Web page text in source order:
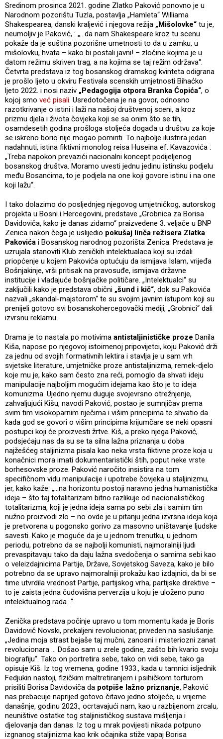
Sredinom prosinca 2021. godine Zlatko Paković ponovno je u
Narodnom pozorištu Tuzla, postavlja „Hamleta“ Williama
Shakespearea, danski kraljević i njegova režija „Mišolovke“ tu je,
neumoljiv je Paković, : „…da nam Shakespeare kroz tu scenu
pokaže da je suština pozorišne umetnosti to da u zamku, u
mišolovku, hvata – kako bi postali javni! – zločine kojima je u
datom režimu skriven trag, a na kojima se taj režim održava“.
Četvrta predstava iz tog bosanskog dramskog kvinteta odigrana
je prošlo ljeto u okviru Festivala scenskih umjetnosti Bihaćko
ljeto 2022. i nosi naziv „Pedagogija otpora Branka Ćopića“, o
kojoj smo već pisali. Usredotočena je na govor, odnosno
razotkrivanje o istini i laži na našoj društvenoj sceni, a kroz
prizmu djela i života čovjeka koji se sa onim što se tih,
osamdesetih godina prošloga stoljeća događa u društvu za koje
se iskreno borio nije mogao pomiriti. To najbolje ilustrira jedan
nadahnuti, istina fiktivni monolog reisa Huseina ef. Kavazovića :
„Treba napokon prevazići nacionalni koncept podijeljenog
bosanskog društva. Moramo uvesti jednu jedinu istinsku podjelu
među Bosancima, to je podjela na one koji govore istinu i na one
koji lažu“.
I tako dolazimo do posljednjeg njegovog umjetničkog, autorskog
projekta u Bosni i Hercegovini, predstave „Grobnica za Borisa
Davidoviča, kako je danas zidamo“ praizvedene 3. veljače u BNP
Zenica nakon čega je uslijedio pokušaj linča režisera Zlatka
Pakovića i Bosanskog narodnog pozorišta Zenica. Predstava je
uzrujala stanoviti Klub zeničkih intelektualaca koji su izdali
priopćenje u kojem Pakovića optućuju da ismijava Islam, vrijeđa
Bošnjakinje, vrši pritisak na pravosuđe, ismijava državne
institucije i vladajuće bošnjačke političare. „Intelektualci“ su
zaključili kako je predstava obični „šund i kič“, dok su Pakovića
nazvali „skandal-majstorom“ te su svojim javnim istupom koji su
prenijeli gotovo svi bosanskohercegovački mediji, „Grobnici“ dali
izvrsnu reklamu.
Drama je to nastala po motivima antistaljinističke proze Danila
Kiša, napose po njegovoj istoimenoj pripovijetci, koju Paković drži
za jednu od svojih formativnih lektira i stavlja je u sam vrh
svjetske literature, umjetničke proze antistaljinizma, remek-djelo
koje mu je, kako sam često zna reći, pomoglo da shvati ideju
manipulacije najboljim mogućim idejama kao što je to ideja
komunizma. Ujedno njemu duguje svojevrsno otrežnjenje,
zahvaljujući Kišu, navodi Paković, postao je sumnjičav prema
svim tim visokoparnim riječima i višim principima te shvatio da
kada god se govori o višim principima krijumčare se neki opasni
postupci koji će proizvesti žrtve. Kiš, a preko njega Paković,
podsjećaju nas da su se ta silna lažna priznanja u doba
najžešćeg staljinizma pisala kao neka vrsta fiktivne proze koja u
konačnici mora imati dokumentaristički štih, poput neke vrste
borhesovske proze. Paković naročito insistira na tom
specifičnom vidu manipulacije i upotrebe čovjeka u staljinizmu,
jer, kako kaže: „…na horizontu postoji naravno jedna humanistička
ideja – što taj totalitarizam bitno razlikuje od nacionalističkog
totalitarizma, koji je jedna ideja sama po sebi zla i samim tim
nužno proizvodi zlo – no ovde je u pitanju jedna izvrsna ideja koja
je pretvorena u pogonsko gorivo za masovno uništavanje ljudske
savesti. Kako je moguće da je u jednom trenutku, u jednom
periodu, potrebno da se najbolji komunisti, najmoralniji ljudi
prevaspitavaju tako da daju lažna svedočenja o samima sebi kao
o veleizdajnicima Partije, Države, Sovjetskog Saveza, kako je bilo
potrebno da se upravo najmoralniji prokažu kao izdajnici, da bi se
time utvrdila vrednost Partije, partijskog vrha, partijske direktive –
to je zaista jedna čudovišna perverzija u koju je uloženo puno
intelektualnog rada…“
Zenička predstava počinje upravo u tom momentu kada je Boris
Davidovič Novski, prekaljeni revolucionar, priveden na saslušanje.
„Jedina moja strast bejaše taj mučni, zanosni i misteriozni zanat
revolucionara … Došao sam u zrele godine, zašto bih kvario svoju
biografiju“. Tako on portretira sebe, tako on vidi sebe, tako ga
opisuje Kiš. Iz tog vremena, godine 1933., kada u tamnici isljednik
Fedjukin nastoji, fizičkim maltretiranjem i psihičkom torturom
prisiliti Borisa Davidoviča da potpiše lažno priznanje, Paković
nas prebacuje naprijed gotovo čitavo jedno stoljeće, u vrijeme
današnje, godinu 2023., ocrtavajući nam, kao u razbijenom zrcalu,
neuništive ostatke tog staljinističkog sustava mišljenja i
djelovanja dan danas. Iz tog u mrak povijesti nikada potpuno
izgnanog staljinizma kao krik očajnika stiže vapaj Borisa